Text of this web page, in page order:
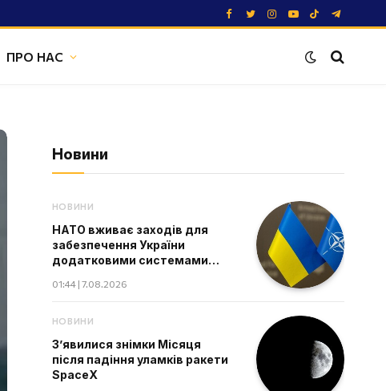
Facebook
TwitterInstagram
YouTube
TikTokTelegram
ПРО НАС
Новини
НОВИНИ
НАТО вживає заходів для
забезпечення України
додатковими системами
01:44 | 7.08.2026
НОВИНИ
З’явилися знімки Місяця
після падіння уламків ракети
SpaceX